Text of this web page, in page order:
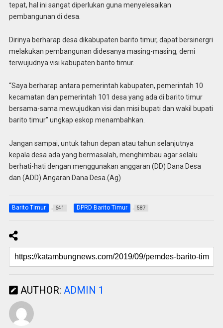
tepat, hal ini sangat diperlukan guna menyelesaikan
pembangunan di desa.
Dirinya berharap desa dikabupaten barito timur, dapat bersinergri
melakukan pembangunan didesanya masing-masing, demi
terwujudnya visi kabupaten barito timur.
“Saya berharap antara pemerintah kabupaten, pemerintah 10
kecamatan dan pemerintah 101 desa yang ada di barito timur
bersama-sama mewujudkan visi dan misi bupati dan wakil bupati
barito timur” ungkap eskop menambahkan.
Jangan sampai, untuk tahun depan atau tahun selanjutnya
kepala desa ada yang bermasalah, menghimbau agar selalu
berhati-hati dengan menggunakan anggaran (DD) Dana Desa
dan (ADD) Angaran Dana Desa.(Ag)
Barito Timur 641 DPRD Barito Timur 587
AUTHOR: ADMIN 1